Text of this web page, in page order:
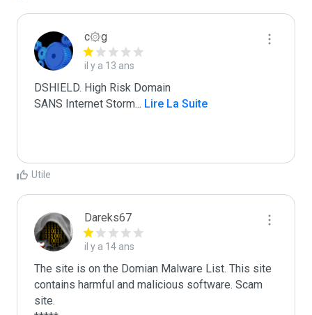
c۞g
il y a 13 ans
DSHIELD. High Risk Domain
SANS Internet Storm... Lire La Suite
Utile
Dareks67
il y a 14 ans
The site is on the Domian Malware List. This site
contains harmful and malicious software. Scam
site.